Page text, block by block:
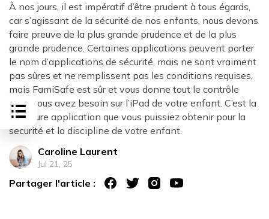
À nos jours, il est impératif d’être prudent à tous égards,
car s’agissant de la sécurité de nos enfants, nous devons
faire preuve de la plus grande prudence et de la plus
grande prudence. Certaines applications peuvent porter
le nom d’applications de sécurité, mais ne sont vraiment
pas sûres et ne remplissent pas les conditions requises,
mais FamiSafe est sûr et vous donne tout le contrôle
dont vous avez besoin sur l’iPad de votre enfant. C’est la
meilleure application que vous puissiez obtenir pour la
sécurité et la discipline de votre enfant.
Caroline Laurent
Jul 21, 25
Partager l'article :